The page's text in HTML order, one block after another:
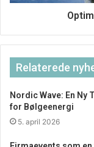
Relaterede
Nordic Wave: En Ny
for Bølgeenergi
5. april 2026